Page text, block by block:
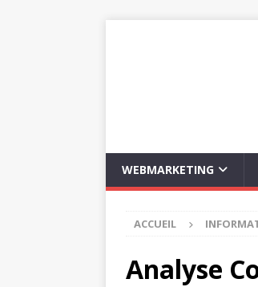
WEBMARKETING
ACCUEIL
Analyse